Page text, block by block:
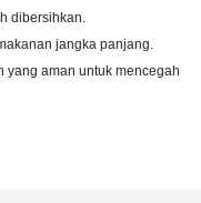
dibersihkan.
jangka panjang.
yang aman untuk mencegah